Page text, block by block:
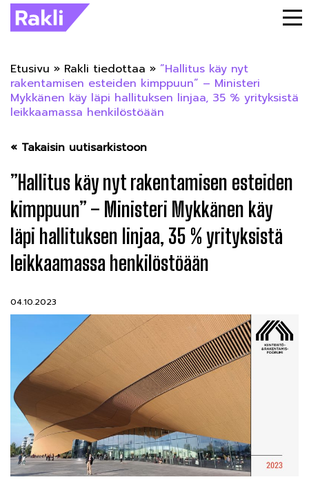
Etusivu » Rakli tiedottaa » ”Hallitus käy nyt
rakentamisen esteiden kimppuun” – Ministeri
Mykkänen käy läpi hallituksen linjaa, 35 % yrityksistä
leikkaamassa henkilöstöään
« Takaisin uutisarkistoon
”Hallitus käy nyt rakentamisen esteiden
kimppuun” – Ministeri Mykkänen käy
läpi hallituksen linjaa, 35 % yrityksistä
leikkaamassa henkilöstöään
04.10.2023